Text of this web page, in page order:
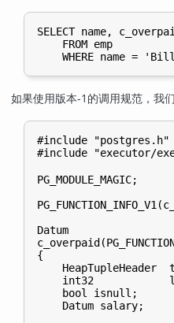
SELECT name,
    FROM emp
如果使用版本-1的调用规范，我
#include "postgres.h"
#include "executor/
PG_MODULE_MAGIC;
Datum
{
HeapTupleHeader
int32
    bool isnull;
    Datum salary;